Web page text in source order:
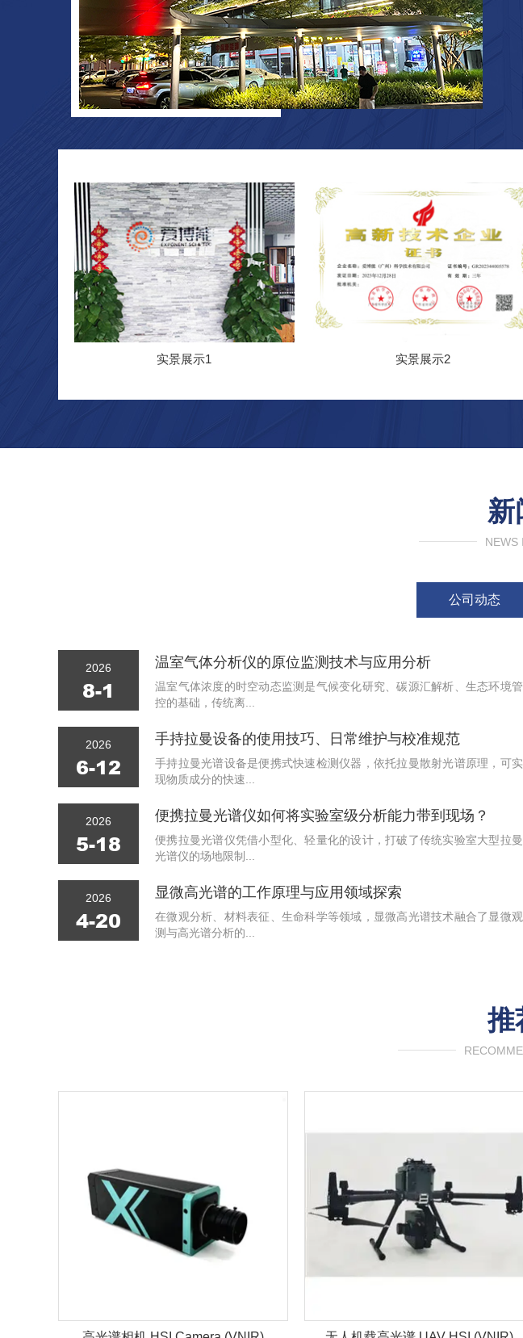
实景展示1 实景展示2
新
NEWS
公司动态
2026
8-1
温室气体分析仪的原位监测技术与应用分析
温室气体浓度的时空动态监测是气候变化研究、碳源汇解析、生态环境管
控的基础，传统离...
2026
6-12
手持拉曼设备的使用技巧、日常维护与校准规范
手持拉曼光谱设备是便携式快速检测仪器，依托拉曼散射光谱原理，可实
现物质成分的快速...
2026
5-18
便携拉曼光谱仪如何将实验室级分析能力带到现场？
便携拉曼光谱仪凭借小型化、轻量化的设计，打破了传统实验室大型拉曼
光谱仪的场地限制...
2026
4-20
显微高光谱的工作原理与应用领域探索
在微观分析、材料表征、生命科学等领域，显微高光谱技术融合了显微观
测与高光谱分析的...
推